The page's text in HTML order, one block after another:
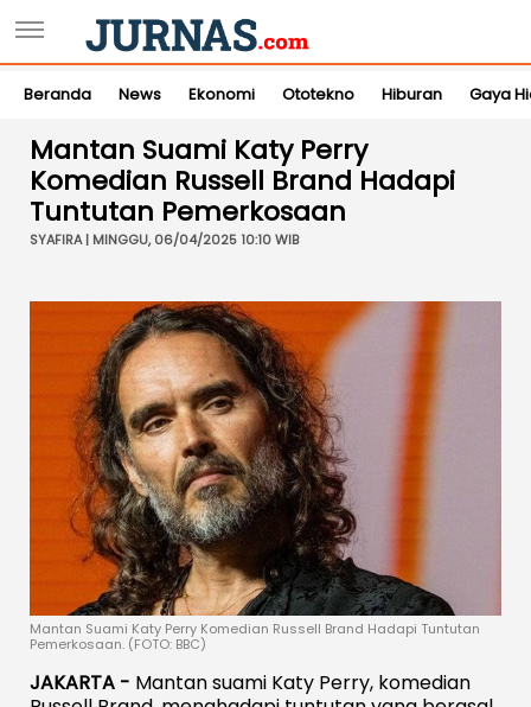
Beranda News Ekonomi Ototekno Hiburan Gaya
Mantan Suami Katy Perry
Komedian Russell Brand Hadapi
Tuntutan Pemerkosaan
SYAFIRA | MINGGU, 06/04/2025 10:10 WIB
Mantan Suami Katy Perry Komedian Russell Brand Hadapi Tuntutan
Pemerkosaan. (FOTO: BBC)
JAKARTA - Mantan suami Katy Perry, komedian